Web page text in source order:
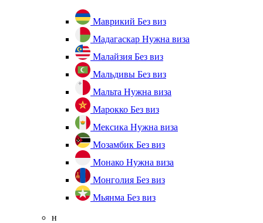
Маврикий Без виз
Мадагаскар Нужна виза
Малайзия Без виз
Мальдивы Без виз
Мальта Нужна виза
Марокко Без виз
Мексика Нужна виза
Мозамбик Без виз
Монако Нужна виза
Монголия Без виз
Мьянма Без виз
н